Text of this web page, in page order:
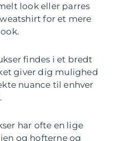
look eller parres
for et mere
findes i et bredt
giver dig mulighed
nuance til enhver
har ofte en lige
og hofterne og